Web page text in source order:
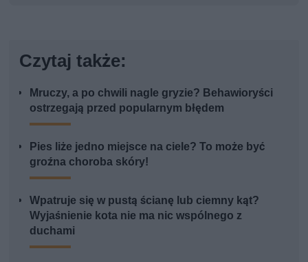
Czytaj także:
Mruczy, a po chwili nagle gryzie? Behawioryści
ostrzegają przed popularnym błędem
Pies liże jedno miejsce na ciele? To może być
groźna choroba skóry!
Wpatruje się w pustą ścianę lub ciemny kąt?
Wyjaśnienie kota nie ma nic wspólnego z
duchami